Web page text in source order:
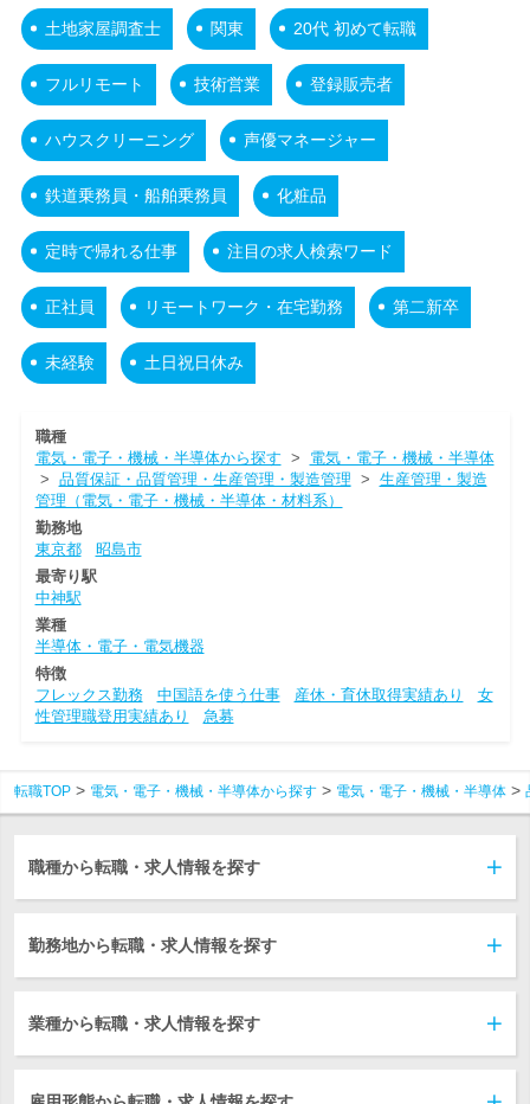
土地家屋調査士 関東 20代 初めて転職
フルリモート 技術営業 登録販売者
ハウスクリーニング 声優マネージャー
鉄道乗務員・船舶乗務員 化粧品
定時で帰れる仕事 注目の求人検索ワード
正社員 リモートワーク・在宅勤務 第二新卒
未経験 土日祝日休み
職種
電気・電子・機械・半導体から探す > 電気・電子・機械・半導体
> 品質保証・品質管理・生産管理・製造管理 > 生産管理・製造
管理（電気・電子・機械・半導体・材料系）
勤務地
東京都
昭島市
最寄り駅
中神駅
業種
半導体・電子・電気機器
特徴
フレックス勤務
中国語を使う仕事 産休・育休取得実績あり
女
性管理職登用実績あり
急募
転職TOP 電気・電子・機械・半導体から探す 電気・電子・機械・半導体
職種から転職・求人情報を探す
勤務地から転職・求人情報を探す
業種から転職・求人情報を探す